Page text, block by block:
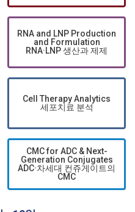
RNA and LNP Production
and Formulation
RNA·LNP 생산과 제제
Cell Therapy Analytics
세포치료 분석
CMC for ADC & Next-
Generation Conjugates
ADC·차세대 컨쥬게이트의
CMC